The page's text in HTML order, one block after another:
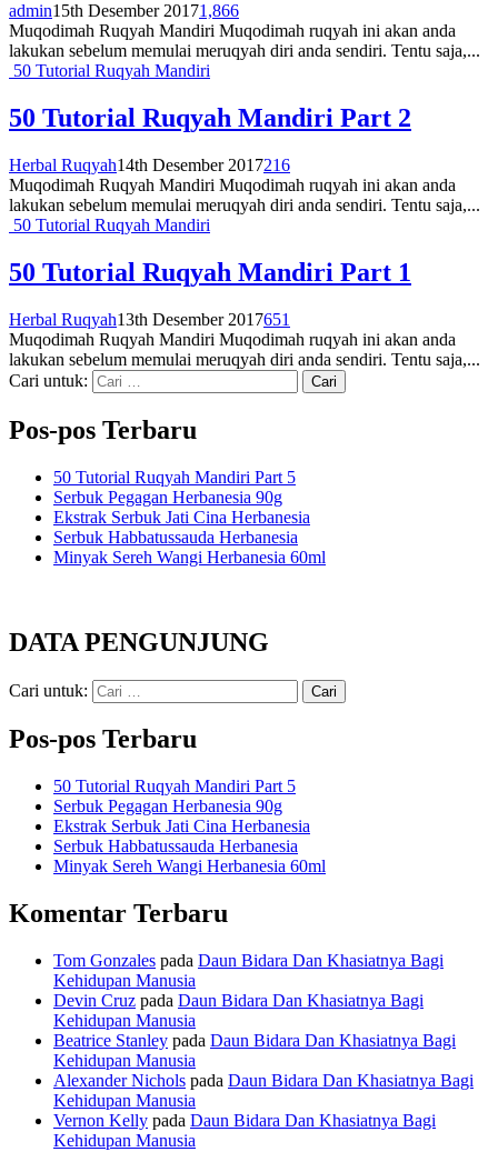
admin15th Desember 20171,866
Muqodimah Ruqyah Mandiri Muqodimah ruqyah ini akan anda
lakukan sebelum memulai meruqyah diri anda sendiri. Tentu saja,...
50 Tutorial Ruqyah Mandiri
50 Tutorial Ruqyah Mandiri Part 2
Herbal Ruqyah14th Desember 2017216
Muqodimah Ruqyah Mandiri Muqodimah ruqyah ini akan anda
lakukan sebelum memulai meruqyah diri anda sendiri. Tentu saja,...
50 Tutorial Ruqyah Mandiri
50 Tutorial Ruqyah Mandiri Part 1
Herbal Ruqyah13th Desember 2017651
Muqodimah Ruqyah Mandiri Muqodimah ruqyah ini akan anda
lakukan sebelum memulai meruqyah diri anda sendiri. Tentu saja,...
Cari untuk:
Pos-pos Terbaru
50 Tutorial Ruqyah Mandiri Part 5
Serbuk Pegagan Herbanesia 90g
Ekstrak Serbuk Jati Cina Herbanesia
Serbuk Habbatussauda Herbanesia
Minyak Sereh Wangi Herbanesia 60ml
DATA PENGUNJUNG
Cari untuk:
Pos-pos Terbaru
50 Tutorial Ruqyah Mandiri Part 5
Serbuk Pegagan Herbanesia 90g
Ekstrak Serbuk Jati Cina Herbanesia
Serbuk Habbatussauda Herbanesia
Minyak Sereh Wangi Herbanesia 60ml
Komentar Terbaru
Tom Gonzales pada Daun Bidara Dan Khasiatnya Bagi
Kehidupan Manusia
Devin Cruz pada Daun Bidara Dan Khasiatnya Bagi
Kehidupan Manusia
Beatrice Stanley pada Daun Bidara Dan Khasiatnya Bagi
Kehidupan Manusia
Alexander Nichols pada Daun Bidara Dan Khasiatnya Bagi
Kehidupan Manusia
Vernon Kelly pada Daun Bidara Dan Khasiatnya Bagi
Kehidupan Manusia